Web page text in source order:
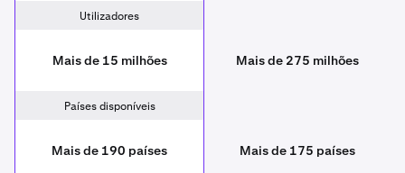
Utilizadores
Mais de 15 milhões Mais de 275 milhões
Países disponíveis
Mais de 190 países Mais de 175 países